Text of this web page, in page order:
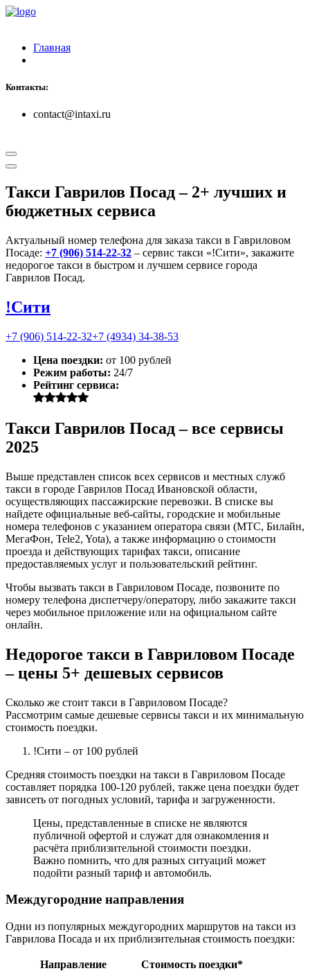
Главная
Контакты:
contact@intaxi.ru
Такси Гаврилов Посад– 2+ лучших и
бюджетных сервиса
Актуальный номер телефона для заказа такси в Гавриловом
Посаде: +7 (906) 514-22-32 – сервис такси «!Сити», закажите
недорогое такси в быстром и лучшем сервисе города
Гаврилов Посад.
!Сити
+7 (906) 514-22-32+7 (4934) 34-38-53
Цена поездки: от 100 рублей
Режим работы: 24/7
Рейтинг сервиса:
Такси Гаврилов Посад – все сервисы
2025
Выше представлен список всех сервисов и местных служб
такси в городе Гаврилов Посад Ивановской области,
осуществляющих пассажирские перевозки. В списке вы
найдете официальные веб-сайты, городские и мобильные
номера телефонов с указанием оператора связи (МТС, Билайн,
МегаФон, Tele2, Yota), а также информацию о стоимости
проезда и действующих тарифах такси, описание
предоставляемых услуг и пользовательский рейтинг.
Чтобы вызвать такси в Гавриловом Посаде, позвоните по
номеру телефона диспетчеру/оператору, либо закажите такси
через мобильное приложение или на официальном сайте
онлайн.
Недорогое такси в Гавриловом Посаде
– цены 5+ дешевых сервисов
Сколько же стоит такси в Гавриловом Посаде?
Рассмотрим самые дешевые сервисы такси и их минимальную
стоимость поездки.
!Сити – от 100 рублей
Средняя стоимость поездки на такси в Гавриловом Посаде
составляет порядка 100-120 рублей, также цена поездки будет
зависеть от погодных условий, тарифа и загруженности.
Цены, представленные в списке не являются
публичной офертой и служат для ознакомления и
расчёта приблизительной стоимости поездки.
Важно помнить, что для разных ситуаций может
подойти разный тариф и автомобиль.
Междугородние направления
Одни из популярных междугородних маршрутов на такси из
Гаврилова Посада и их приблизительная стоимость поездки:
Направление
Стоимость поездки*